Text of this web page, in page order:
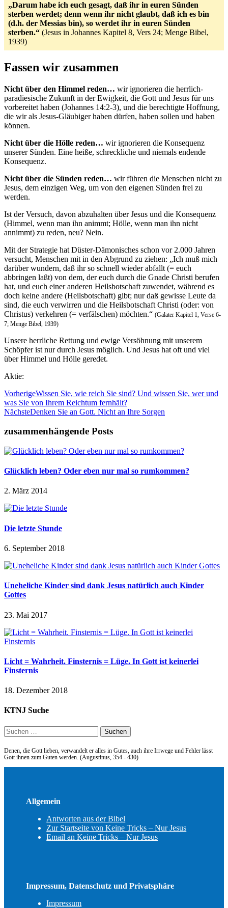
„Darum habe ich euch gesagt, daß ihr in euren Sünden
sterben werdet; denn wenn ihr nicht glaubt, daß ich es bin
(d.h. der Messias bin), so werdet ihr in euren Sünden
sterben.“(Jesus in Johannes Kapitel 8, Vers 24; Menge Bibel,
1939)
Fassen wir zusammen
Nicht über den Himmel reden… wir ignorieren die herrlich-
paradiesische Zukunft in der Ewigkeit, die Gott und Jesus für uns
vorbereitet haben (Johannes 14:2-3), und die berechtigte Hoffnung,
die wir als Jesus-Gläubiger haben dürfen, haben sollen und haben
können.
Nicht über die Hölle reden… wir ignorieren die Konsequenz
unserer Sünden. Eine heiße, schreckliche und niemals endende
Konsequenz.
Nicht über die Sünden reden… wir führen die Menschen nicht zu
Jesus, dem einzigen Weg, um von den eigenen Sünden frei zu
werden.
Ist der Versuch, davon abzuhalten über Jesus und die Konsequenz
(Himmel, wenn man ihn animmt; Hölle, wenn man ihn nicht
annimmt) zu reden, neu? Nein.
Mit der Strategie hat Düster-Dämonisches schon vor 2.000 Jahren
versucht, Menschen mit in den Abgrund zu ziehen: „Ich muß mich
darüber wundern, daß ihr so schnell wieder abfallt (= euch
abbringen laßt) von dem, der euch durch die Gnade Christi berufen
hat, und euch einer anderen Heilsbotschaft zuwendet, während es
doch keine andere (Heilsbotschaft) gibt; nur daß gewisse Leute da
sind, die euch verwirren und die Heilsbotschaft Christi (oder: von
Christus) verkehren (= verfälschen) möchten.“ (Galater Kapitel 1, Verse 6-
7; Menge Bibel, 1939)
Unsere herrliche Rettung und ewige Versöhnung mit unserem
Schöpfer ist nur durch Jesus möglich. Und Jesus hat oft und viel
über Himmel und Hölle geredet.
Aktie:
VorherigeWissen Sie, wie reich Sie sind? Und wissen Sie, wer und
was Sie von Ihrem Reichtum fernhält?
NächsteDenken Sie an Gott. Nicht an Ihre Sorgen
zusammenhängende Posts
Glücklich leben? Oder eben nur mal so rumkommen?
2. März 2014
Die letzte Stunde
6. September 2018
Uneheliche Kinder sind dank Jesus natürlich auch Kinder
Gottes
23. Mai 2017
Licht = Wahrheit. Finsternis = Lüge. In Gott ist keinerlei
Finsternis
18. Dezember 2018
KTNJ Suche
Suchen
nach:
Denen, die Gott lieben, verwandelt er alles in Gutes, auch ihre Irrwege und Fehler lässt
Gott ihnen zum Guten werden. (Augustinus, 354 - 430)
Allgemein
Antworten aus der Bibel
Zur Startseite von Keine Tricks – Nur Jesus
Email an Keine Tricks – Nur Jesus
Impressum, Datenschutz und Privatsphäre
Impressum